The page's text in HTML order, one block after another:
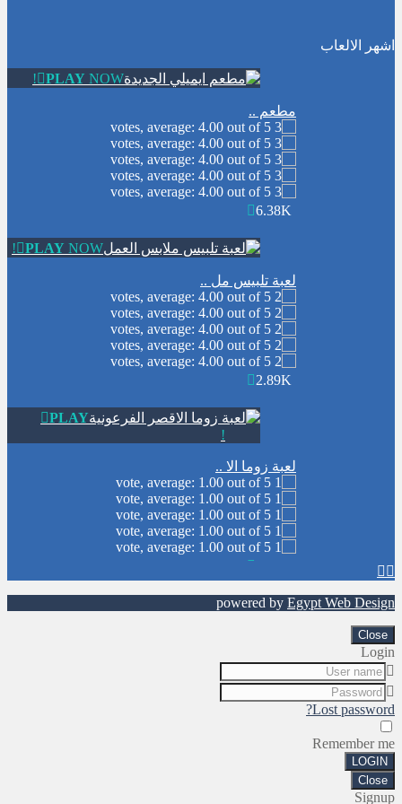
الوجبات السريعة الجاهزة-لعبة الوجبات
وتحتاج الي مهارة وسرعة حول بواسطة
عربة الماكولات الصغيرة ان تصنع اكبر
ربح...
لعبة الكرة العجيبة- لعبة الكرة العجيبة .
انها لعبة كرة قدم ولاكن بطريقة جديدة.
الكرة للامام حتي تصل الي المرمي...
اشهر الالعاب
PLAY NOW!
مطعم ..
6.38K
PLAY NOW!
لعبة تلبيس مل ..
2.89K
PLAY
لعبة زوما الا ..
 
powered by Egypt Web Design
Close
Login
Lost password?
Remember me
LOGIN
Close
Signup